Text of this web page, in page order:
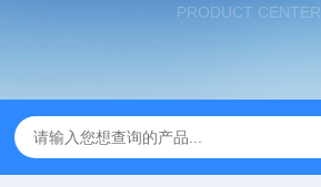
PRODUCT CENTER